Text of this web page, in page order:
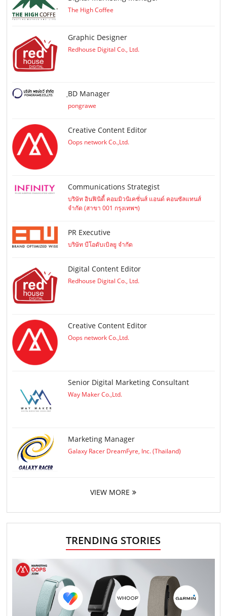
The High Coffee
Graphic Designer
Redhouse Digital Co., Ltd.
ฺBD Manager
pongrawe
Creative Content Editor
Oops network Co.,Ltd.
Communications Strategist
บริษัท อินฟินิตี้ คอมมิวนิเคชั่นส์ แอนด์ คอนซัลแทนส์
จำกัด (สาขา 001 กรุงเทพฯ)
PR Executive
บริษัท บีโอดับเบิลยู จำกัด
Digital Content Editor
Redhouse Digital Co., Ltd.
Creative Content Editor
Oops network Co.,Ltd.
Senior Digital Marketing Consultant
Way Maker Co.,Ltd.
Marketing Manager
Galaxy Racer DreamFyre, Inc. (Thailand)
VIEW MORE
TRENDING STORIES